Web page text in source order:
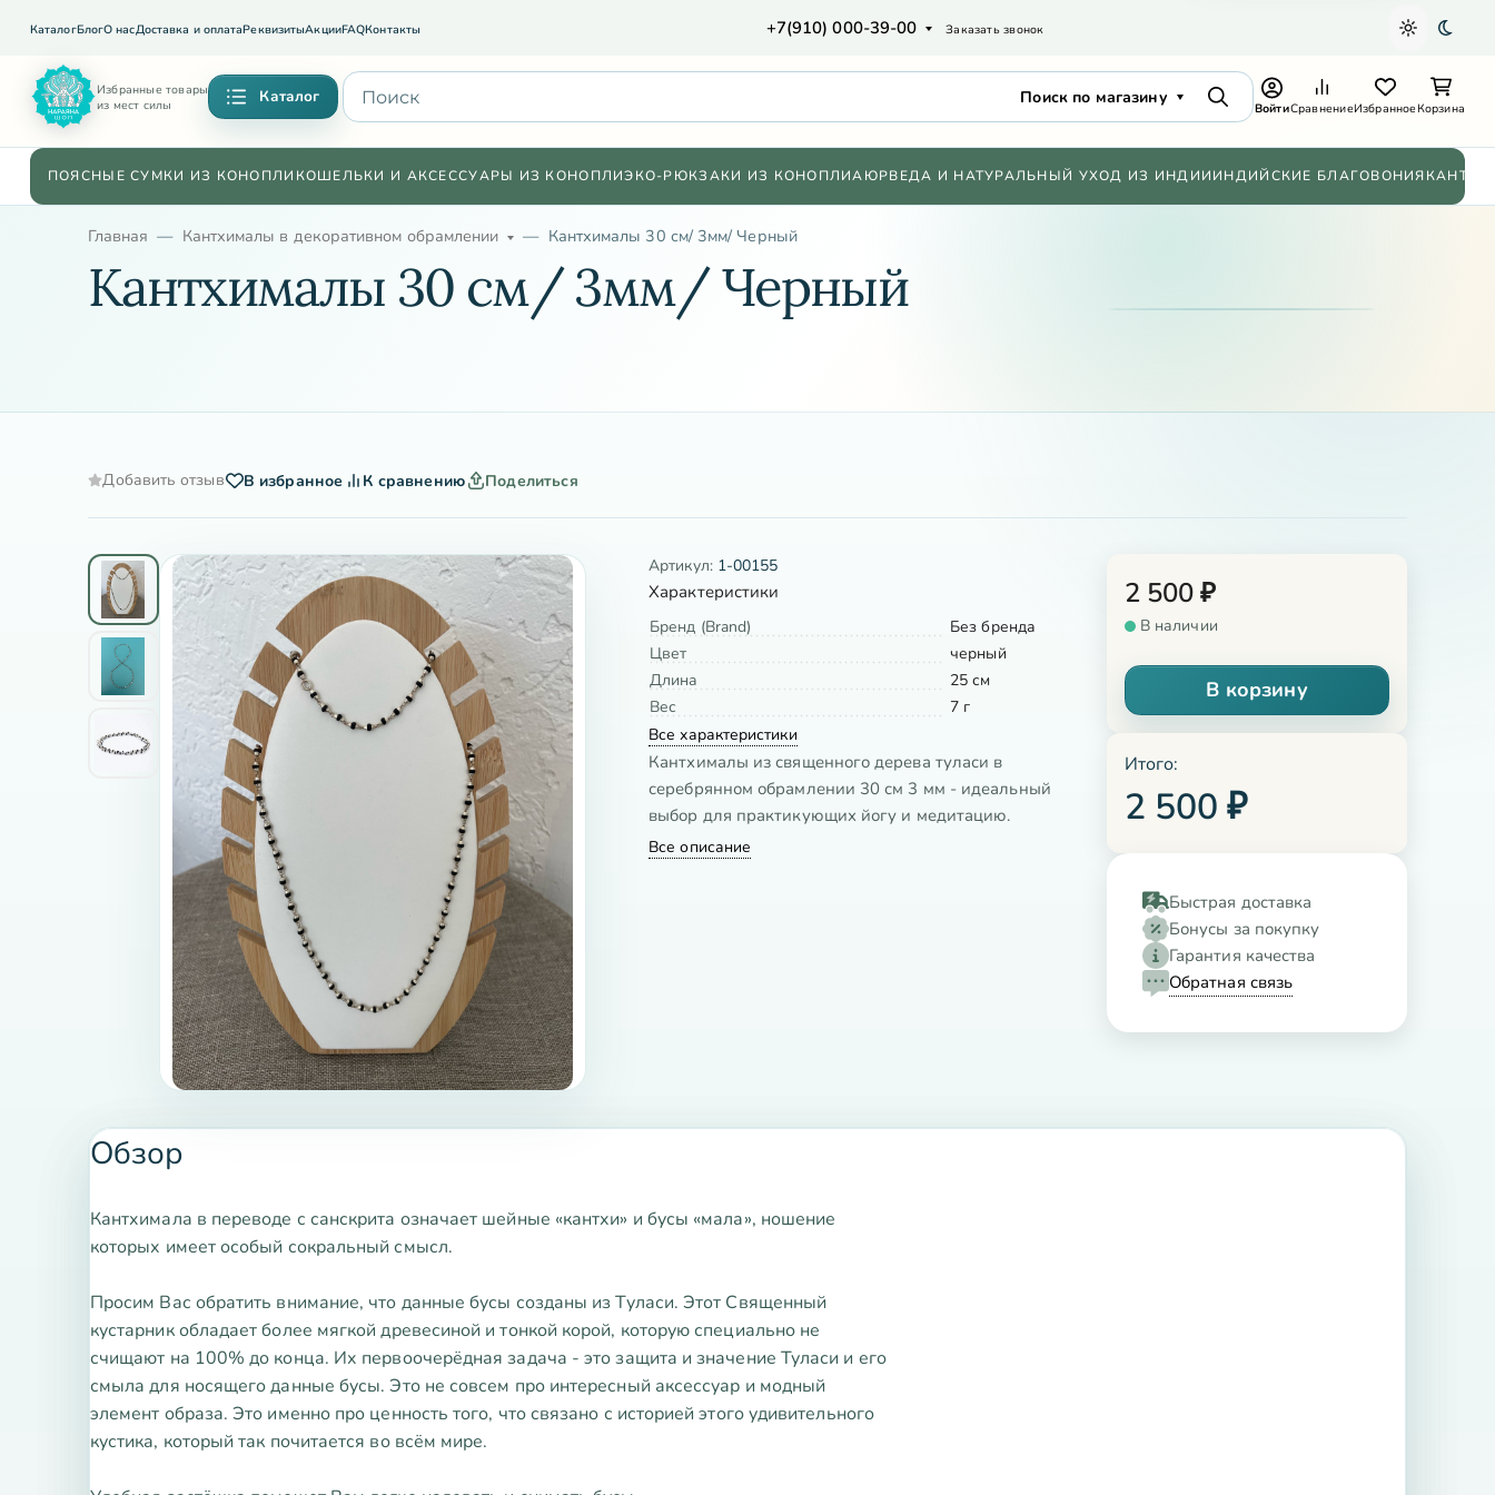
КаталогБлогО насДоставка и оплатаРеквизитыАкцииFAQКонтакты +7(910) 000-39-00 Заказать звонок Светлая
Избранные товары
из мест силы
Каталог Поиск по магазину ПоискВойтиСравнениеИзбранноеКорзина
ПОЯСНЫЕ СУМКИ ИЗ КОНОПЛИ КОШЕЛЬКИ И АКСЕССУАРЫ ИЗ КОНОПЛИЭКО-РЮКЗАКИ ИЗ КОНОПЛИАЮРВЕДА И НАТУРАЛЬНЫЙ УХОД ИЗ ИНДИИИНДИЙСКИЕ БЛАГОВОНИЯ
Главная Кантхималы в декоративном обрамлении Кантхималы 30 см/ 3мм/ Черный
Кантхималы 30 см/ 3мм/ Черный
Добавить отзыв В избранное К сравнению Поделиться
Артикул: 1-00155
Характеристики
Бренд (Brand)
Без бренда
Цвет
черный
Длина
25 см
Вес
7 г
Все характеристики
Кантхималы из священного дерева туласи в
серебрянном обрамлении 30 см 3 мм - идеальный
выбор для практикующих йогу и медитацию.
Все описание
2 500 ₽
В наличии
В корзину
Итого:
2 500 ₽
Быстрая доставка
Бонусы за покупку
Гарантия качества
Обратная связь
Обзор
Кантхимала в переводе с санскрита означает шейные «кантхи» и бусы «мала», ношение
которых имеет особый сокральный смысл.
Просим Вас обратить внимание, что данные бусы созданы из Туласи. Этот Священный
кустарник обладает более мягкой древесиной и тонкой корой, которую специально не
счищают на 100% до конца. Их первоочерёдная задача - это защита и значение Туласи и его
смыла для носящего данные бусы. Это не совсем про интересный аксессуар и модный
элемент образа. Это именно про ценность того, что связано с историей этого удивительного
кустика, который так почитается во всём мире.